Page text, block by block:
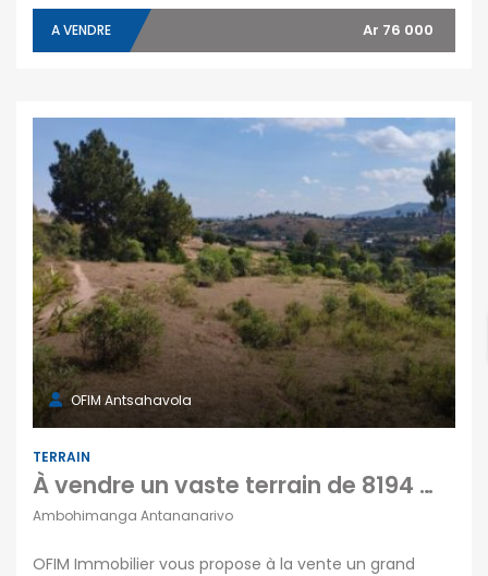
A VENDRE Ar 76 000
OFIM Antsahavola
TERRAIN
À vendre un vaste terrain de 8194 m2 réparti sur deux niveaux situé à Ambohimanga Antananarivo
Ambohimanga Antananarivo
OFIM Immobilier vous propose à la vente un grand